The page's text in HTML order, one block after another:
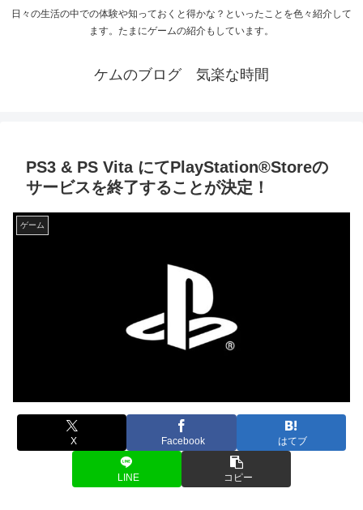
日々の生活の中での体験や知っておくと得かな？といったことを色々紹介して
ます。たまにゲームの紹介もしています。
ケムのブログ 気楽な時間
PS3 & PS Vita にてPlayStation®Storeの
サービスを終了することが決定！
ゲーム
X Facebook はてブ
LINE コピー